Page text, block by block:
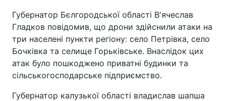
Губернатор Бєлгородської області В'ячеслав
Гладков повідомив, що дрони здійснили атаки на
три населені пункти регіону: село Петрівка, село
Бочківка та селище Горьківське. Внаслідок цих
атак було пошкоджено приватні будинки та
сільськогосподарське підприємство.
Губернатор калузької області владислав шапша